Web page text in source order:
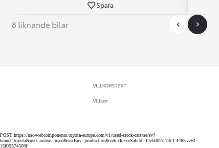
Spara
8 liknande bilar
VILLKORSTEXT
Villkor
POST https://usc-webcomponents.toyota-europe.com/v1/used-stock-cars/se/sv?
brand=toyota&uscContext=used&uscEnv=production&vehicleForSaleId=17eb002c-73c1-4485-aa61-
15f05574509f